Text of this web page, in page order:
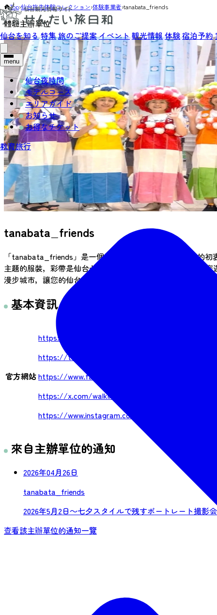
仙台を知る特集旅のご提案イベント観光情報体験宿泊予約
menu
仙台夜時間
モデルコース
エリアガイド
お知らせ
お得なチケット
教育旅行
Top›仙台旅先体験コレクション›体験事業者›tanabata_friends
體驗主辦單位
tanabata_friends
「tanabata_friends」是一個地方特色角色組合，其成立的
主題的服裝，彩帶是仙台七夕節七大裝飾之一。據說，如果
漫步城市，讓您的仙台之旅成為難忘的回憶。
基本資訊
官方網站
https://tanabata-friends.com/
https://tanabata-friends.com/
https://www.facebook.com/
https://x.com/
https://www.instagram.com/aitana_friends/
來自主辦單位的通知
2026年04月26日
tanabata_friends
2026年5月2日～七夕スタイルで残すポートレート撮影
查看該主辦單位的通知一覽